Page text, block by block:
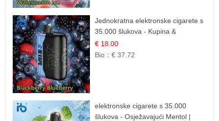
Jednokratna elektronske cigarete s
35.000 šlukova - Kupina &
Borovnica | Intenzivna Mješavina
Šumskog Voća
€ 18.00
Bio：€ 37.72
elektronske cigarete s 35.000
šlukova - Osježavajući Mentol |